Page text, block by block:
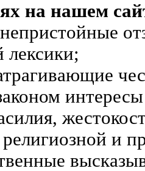
на нашем
лексики;
и